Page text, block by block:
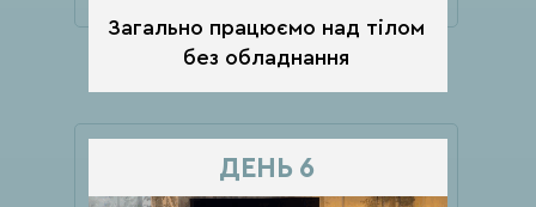
ДЕНЬ 6
Загально працюємо над тілом
без обладнання